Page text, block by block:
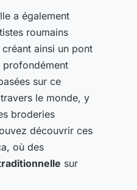
a également
roumains
ainsi un pont
profondément
sur ce
le monde, y
broderies
découvrir ces
où des
sur